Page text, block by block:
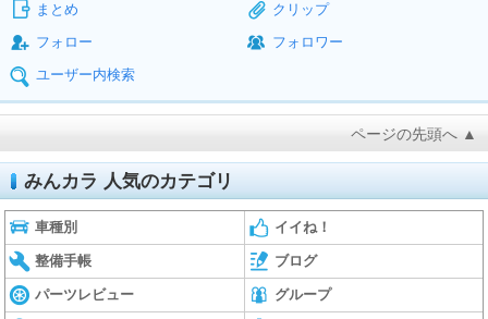
まとめ
クリップ
フォロー
フォロワー
ユーザー内検索
ページの先頭へ ▲
みんカラ 人気のカテゴリ
車種別 イイね！
整備手帳 ブログ
パーツレビュー グループ